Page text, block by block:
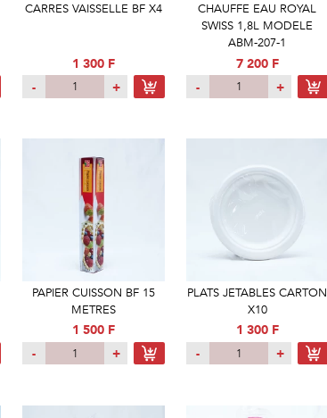
CARRES VAISSELLE BF X4
1 300 F
-
+
CHAUFFE EAU ROYAL
SWISS 1,8L MODELE
ABM-207-1
7 200 F
-
+
PAPIER CUISSON BF 15
METRES
1 500 F
-
+
PLATS JETABLES CARTON
X10
1 300 F
-
+